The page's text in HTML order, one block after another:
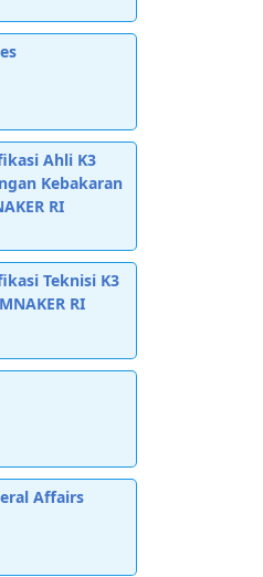
Ahli K3
Kebakaran
RI
Teknisi K3
RI
Affairs